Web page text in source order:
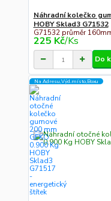
Náhradní kolečko
HOBY Sklad3 G71532
G71532 průměr
225 Kč/Ks
Do
Na Adresu,Výd.místo,Boxu